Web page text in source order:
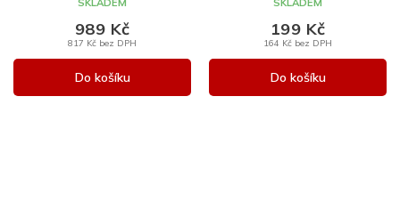
817 Kč bez DPH
989 Kč
Do košíku
164 Kč bez DPH
199 Kč
Do košíku